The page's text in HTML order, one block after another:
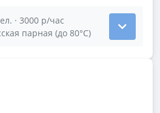
· 3000 р/час
парная (до 80°С)
зала Русский зал